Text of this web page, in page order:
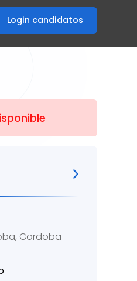
Login candidatos
Cordoba